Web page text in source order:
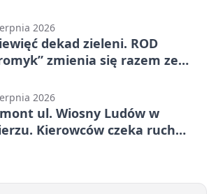
2026
dekad zieleni. ROD
zmienia się razem ze
2026
ul. Wiosny Ludów w
Kierowców czeka ruch